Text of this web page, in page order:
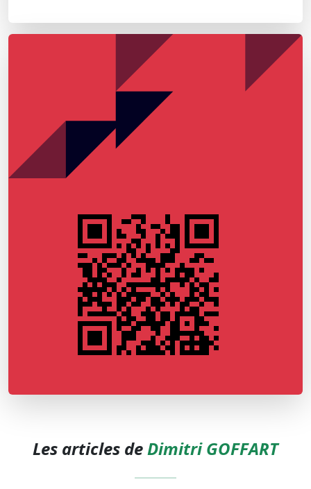
Les articles deDimitri GOFFART